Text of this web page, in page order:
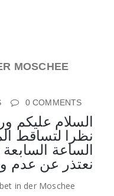
MOSCHEE
0COMMENTS
السلام عليكم
نظرا لتساقط
الساعة
نعتذر عن عدم
in der Moschee